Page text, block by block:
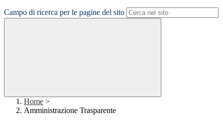
Campo di ricerca per le pagine del sito
Home >
Amministrazione Trasparente